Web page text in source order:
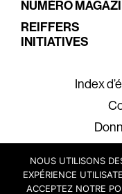
NUMÉRO
REIFFERS
INITIATIVES
Index
NOUS UTILISONS
EXPÉRIENCE
ACCEPTEZ NOTRE